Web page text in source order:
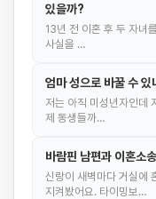
있을까?
13년 전 이혼 후 두 자녀
사실을 …
엄마 성으로 바꿀 수 있
저는 아직 미성년자인데
제 동생들까…
바람핀 남편과 이혼소
신랑이 새벽마다 거실에
지켜봤어요. 타이밍보…